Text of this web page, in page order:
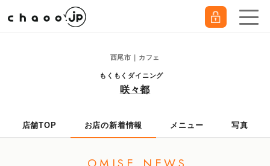
西尾市｜カフェ
もくもくダイニング
咲々都
店舗TOP お店の新着情報 メニュー 写真